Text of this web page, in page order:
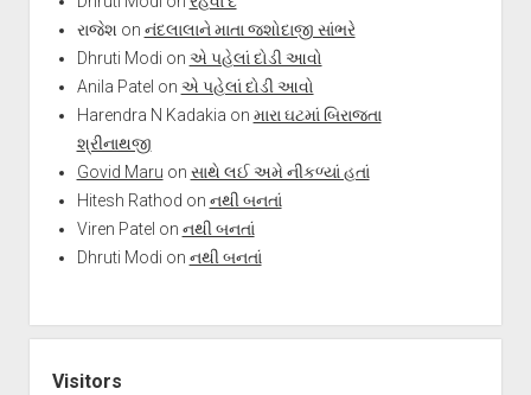
રાજેશ on નંદલાલાને માતા જશોદાજી સાંભરે
Dhruti Modi on એ પહેલાં દોડી આવો
Anila Patel on એ પહેલાં દોડી આવો
Harendra N Kadakia on મારા ઘટમાં બિરાજતા
શ્રીનાથજી
Govid Maru on સાથે લઈ અમે નીકળ્યાં હતાં
Hitesh Rathod on નથી બનતાં
Viren Patel on નથી બનતાં
Dhruti Modi on નથી બનતાં
Visitors